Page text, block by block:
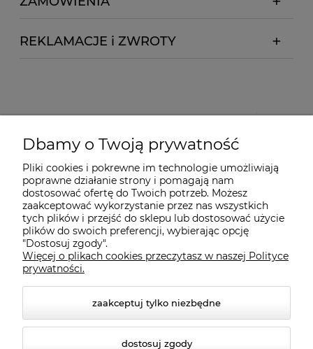
REKLAMACJE i ZWROTY
Dbamy o Twoją prywatność
Pliki cookies i pokrewne im technologie umożliwiają
poprawne działanie strony i pomagają nam
dostosować ofertę do Twoich potrzeb. Możesz
zaakceptować wykorzystanie przez nas wszystkich
tych plików i przejść do sklepu lub dostosować użycie
plików do swoich preferencji, wybierając opcję
"Dostosuj zgody".
Więcej o plikach cookies przeczytasz w naszej Polityce
prywatności.
zaakceptuj tylko niezbędne
dostosuj zgody